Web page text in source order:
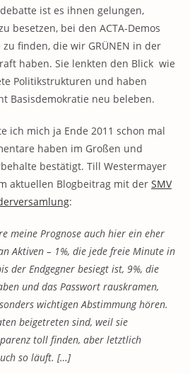
ist es ihnen gelungen,
besetzen, bei den ACTA-Demos
finden, die wir GRÜNEN in der
haben. Sie lenkten den Blick wie
Politikstrukturen und haben
Basisdemokratie neu beleben.
ich mich ja Ende 2011 schon mal
haben im Großen und
bestätigt. Till Westermayer
aktuellen Blogbeitrag mit der SMV
:
meine Prognose auch hier ein eher
Aktiven – 1%, die jede freie Minute in
der Endgegner besiegt ist, 9%, die
und das Passwort rauskramen,
wichtigen Abstimmung hören.
beigetreten sind, weil sie
toll finden, aber letztlich
so läuft. […]